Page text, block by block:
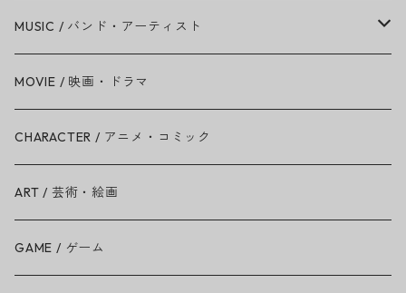
MUSIC / バンド・アーティスト
Amy Winehouse
Ariana Grande
BAD RELIGION
BEASTIE BOYS
MOVIE / 映画・ドラマ
CHARACTER / アニメ・コミック
ART / 芸術・絵画
GAME / ゲーム